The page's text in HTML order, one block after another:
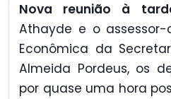
Nova reunião à
Athayde e o assessor-
Econômica da
Almeida Pordeus, os
por quase uma hora